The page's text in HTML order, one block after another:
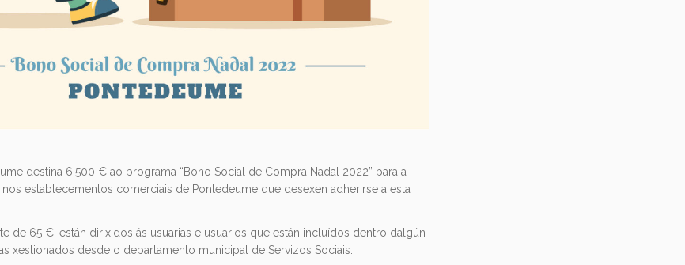
destina 6.500 € ao programa “Bono Social de Compra Nadal 2022” para a
establecementos comerciais de Pontedeume que desexen adherirse a esta
de 65 €, están dirixidos ás usuarias e usuarios que están incluídos dentro dalgún
xestionados desde o departamento municipal de Servizos Sociais: